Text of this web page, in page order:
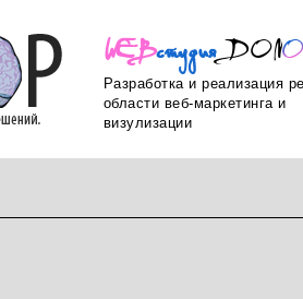
WEBстудияDON
Разработка и реализация
области веб-маркетинга и
визулизации